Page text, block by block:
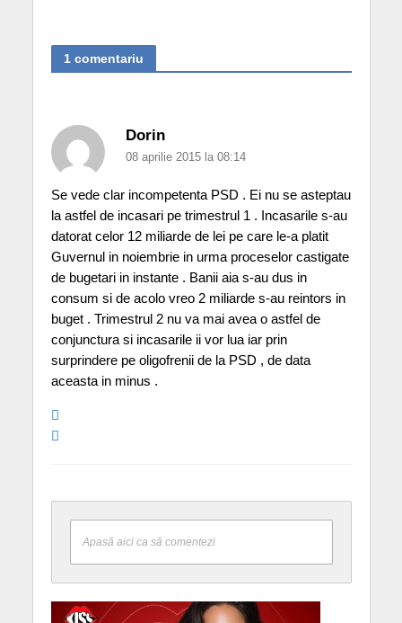
1 comentariu
Dorin
08 aprilie 2015 la 08:14
Se vede clar incompetenta PSD . Ei nu se asteptau
la astfel de incasari pe trimestrul 1 . Incasarile s-au
datorat celor 12 miliarde de lei pe care le-a platit
Guvernul in noiembrie in urma proceselor castigate
de bugetari in instante . Banii aia s-au dus in
consum si de acolo vreo 2 miliarde s-au reintors in
buget . Trimestrul 2 nu va mai avea o astfel de
conjunctura si incasarile ii vor lua iar prin
surprindere pe oligofrenii de la PSD , de data
aceasta in minus .
Apasă aici ca să comentezi